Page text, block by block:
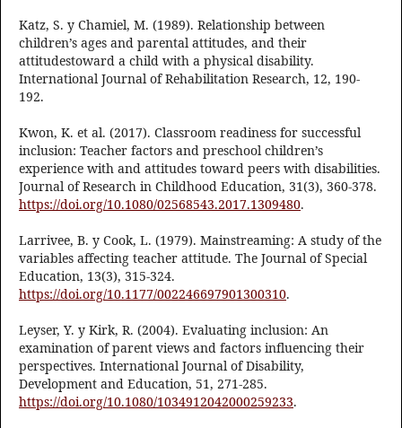
Katz, S. y Chamiel, M. (1989). Relationship between
children’s ages and parental attitudes, and their
attitudestoward a child with a physical disability.
International Journal of Rehabilitation Research, 12, 190-
192.
Kwon, K. et al. (2017). Classroom readiness for successful
inclusion: Teacher factors and preschool children’s
experience with and attitudes toward peers with disabilities.
Journal of Research in Childhood Education, 31(3), 360-378.
https://doi.org/10.1080/02568543.2017.1309480.
Larrivee, B. y Cook, L. (1979). Mainstreaming: A study of the
variables affecting teacher attitude. The Journal of Special
Education, 13(3), 315-324.
https://doi.org/10.1177/002246697901300310.
Leyser, Y. y Kirk, R. (2004). Evaluating inclusion: An
examination of parent views and factors influencing their
perspectives. International Journal of Disability,
Development and Education, 51, 271-285.
https://doi.org/10.1080/1034912042000259233.